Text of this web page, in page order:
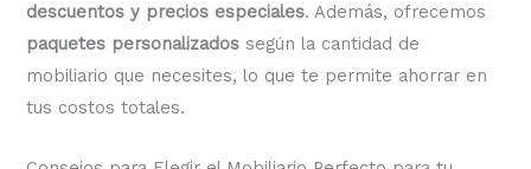
descuentos y precios especiales. Además, ofrecemos
paquetes personalizados según la cantidad de
mobiliario que necesites, lo que te permite ahorrar en
tus costos totales.